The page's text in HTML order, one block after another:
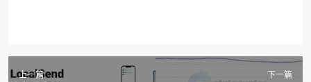
上一篇
下一篇